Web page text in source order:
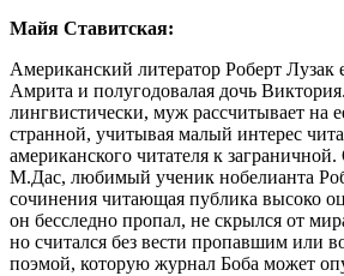
Майя Ставитская:
Американский литератор Роберт
Амрита и полугодовалая дочь
лингвистически, муж рассчитывает на
странной, учитывая малый интерес
американского читателя к
М.Дас, любимый ученик нобелианта
сочинения читающая публика высоко
он бесследно пропал, не скрылся от
но считался без вести пропавшим или
поэмой, которую журнал Боба может